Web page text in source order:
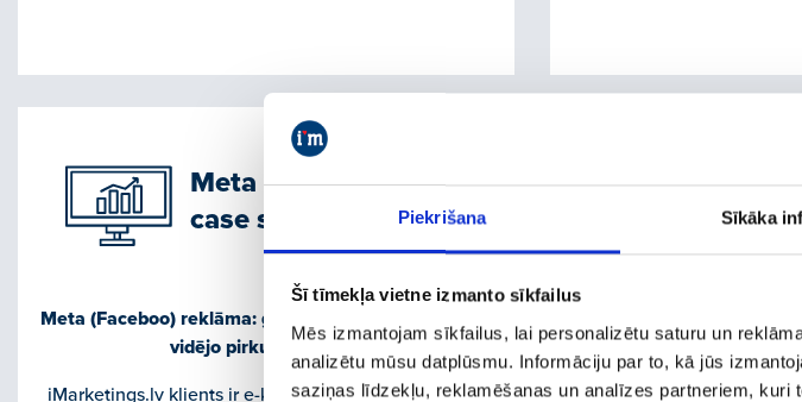
Piekrišana Sīkāka
Šī tīmekļa vietne izmanto sīkfailus
Mēs izmantojam sīkfailus, lai personalizētu saturu un
analizētu mūsu datplūsmu. Informāciju par to, kā jūs
saziņas līdzekļu, reklamēšanas un analīzes partneriem,
Meta (Facebook) Ads
case study
Meta (Faceboo) reklāma: gandrīz dubultojām (+93%)
vidējo pirkuma vērtību
iMarketings.lv klients ir e-komercijas uzņēmums, kas
Viss ģeniālais ir